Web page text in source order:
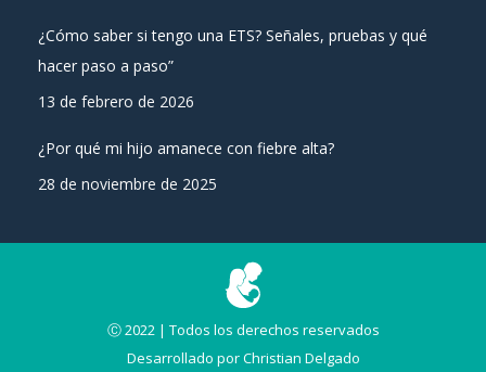
¿Cómo saber si tengo una ETS? Señales, pruebas y qué
hacer paso a paso”
13 de febrero de 2026
¿Por qué mi hijo amanece con fiebre alta?
28 de noviembre de 2025
Ⓒ 2022 | Todos los derechos reservados
Desarrollado porChristian Delgado